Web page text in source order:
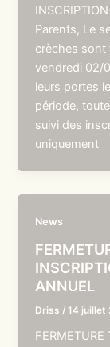
Parents, Le
crèches sont
vendredi 02/
leurs portes
période,
suivi des
uniquement
News
ANNUEL
Driss /14 juillet
FERMETURE